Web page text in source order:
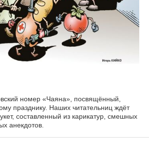
номер «Чаяна», посвящённый,
читательниц ждёт
составленный из карикатур, смешных
анекдотов.